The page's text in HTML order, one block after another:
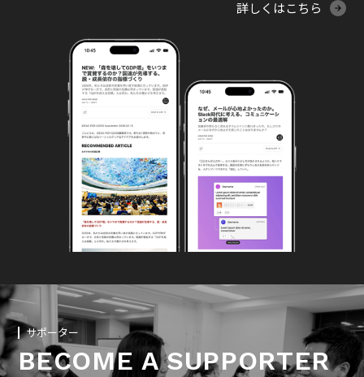
詳しくはこちら
サポーター
BECOME A SUPPORTER